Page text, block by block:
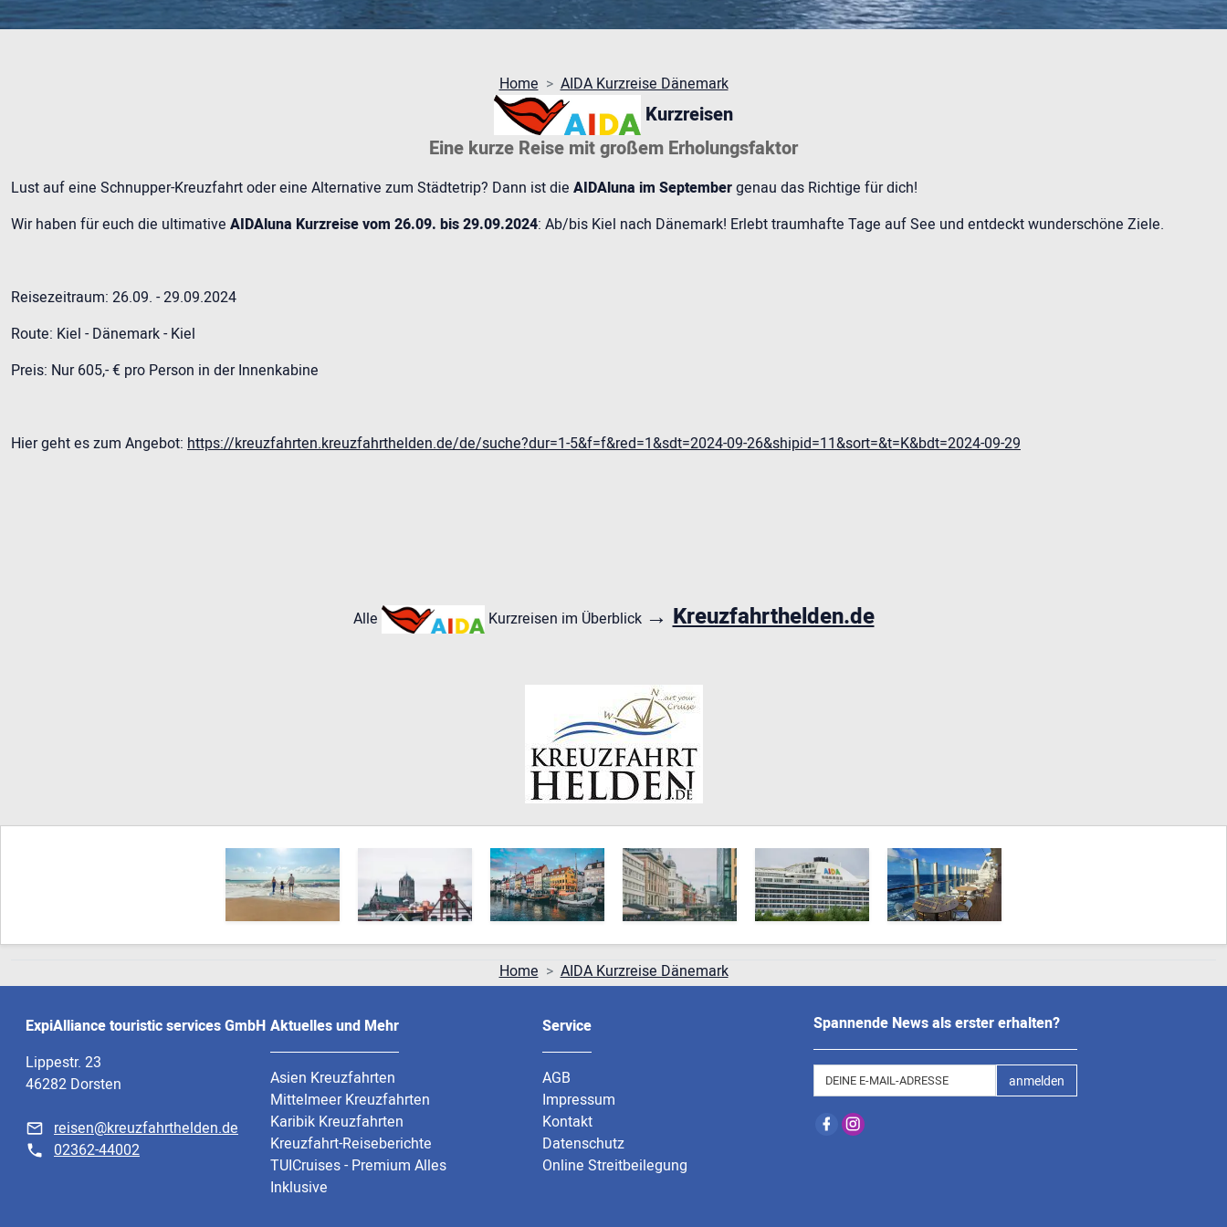
Home AIDA Kurzreise Dänemark
Kurzreisen
Eine kurze Reise mit großem Erholungsfaktor
Lust auf eine Schnupper-Kreuzfahrt oder eine Alternative zum Städtetrip? Dann ist die AIDAluna im Septembergenau das Richtige für dich!
Wir haben für euch die ultimative AIDAluna Kurzreise vom 26.09. bis 29.09.2024: Ab/bis Kiel nach Dänemark! Erlebt traumhafte Tage auf See und entdeckt wunderschöne Ziele.
Reisezeitraum: 26.09. - 29.09.2024
Route: Kiel - Dänemark - Kiel
Preis: Nur 605,- € pro Person in der Innenkabine
Hier geht es zum Angebot: https://kreuzfahrten.kreuzfahrthelden.de/de/suche?dur=1-5&f=f&red=1&sdt=2024-09-26&shipid=11&sort=&t=K&bdt=2024-09-29
Alle Kurzreisen im Überblick →Kreuzfahrthelden.de
Home AIDA Kurzreise Dänemark
ExpiAlliance touristic services GmbH
Lippestr. 23
46282 Dorsten
reisen@kreuzfahrthelden.de
02362-44002
Aktuelles und Mehr
Asien Kreuzfahrten
Mittelmeer Kreuzfahrten
Karibik Kreuzfahrten
Kreuzfahrt-Reiseberichte
TUICruises - Premium Alles
Inklusive
Service
AGB
Impressum
Kontakt
Datenschutz
Online Streitbeilegung
Spannende News als erster erhalten?
anmelden